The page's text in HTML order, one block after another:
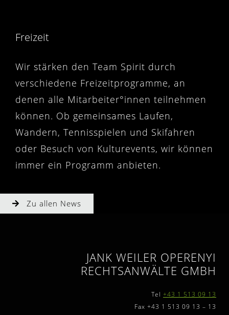
Freizeit
Wir stärken den Team Spirit durch
verschiedene Freizeitprogramme, an
denen alle Mitarbeiter°innen teilnehmen
können. Ob gemeinsames Laufen,
Wandern, Tennisspielen und Skifahren
oder Besuch von Kulturevents, wir können
immer ein Programm anbieten.
Zu allen News
JANK WEILER OPERENYI
RECHTSANWÄLTE GMBH
Tel +43 1 513 09 13
Fax +43 1 513 09 13 – 13